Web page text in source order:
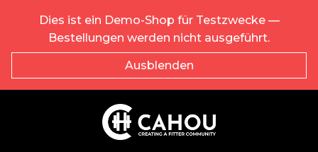
Dies ist ein Demo-Shop für Testzwecke —
Bestellungen werden nicht ausgeführt.
Ausblenden